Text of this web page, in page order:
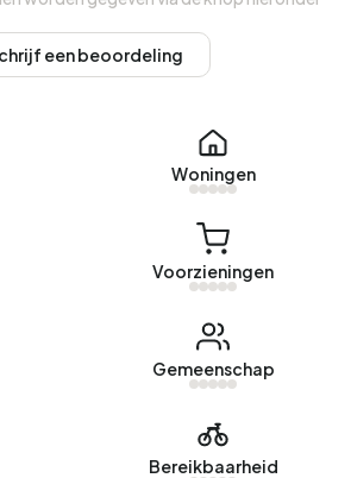
(8%) en B (8%). Gemiddeld verbruikt
Hoog Soeren 3.870 kWh aan
kWh. Het aardgasverbruik ligt met
boven het landelijke gemiddelde
een beoordeling
Woningen
Voorzieningen
Gemeenschap
Bereikbaarheid